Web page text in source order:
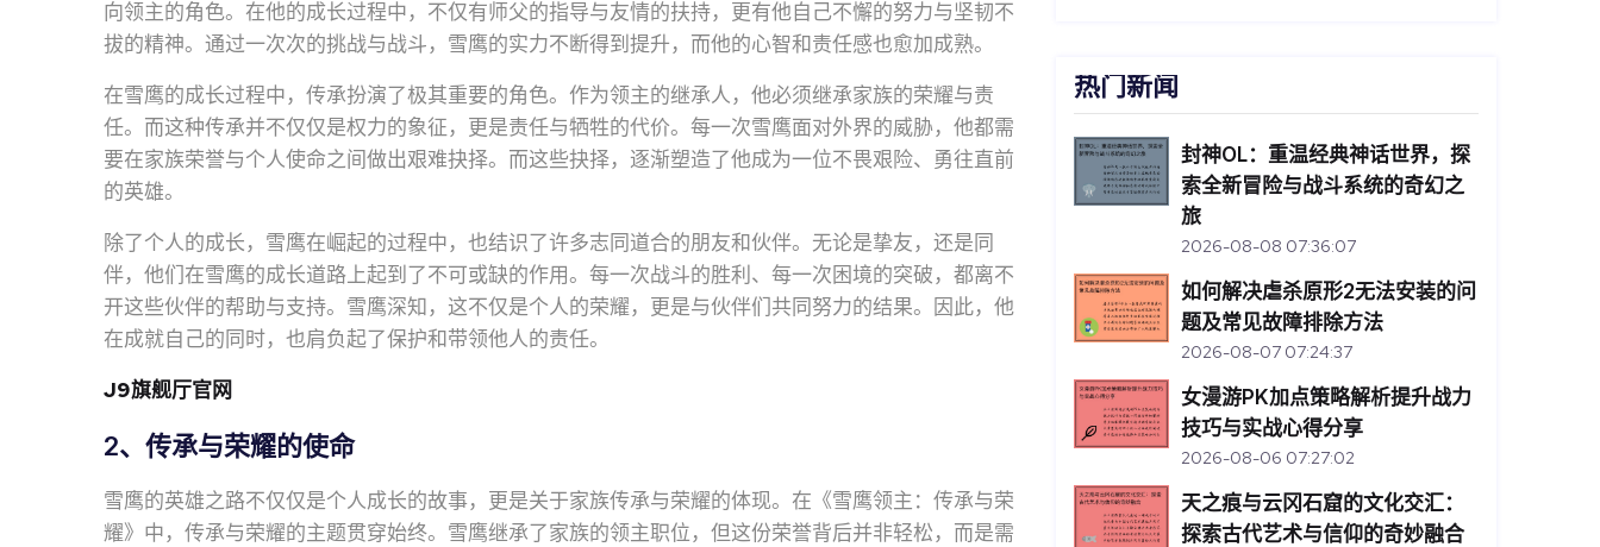
向领主的角色。在他的成长过程中，不仅有师父的指导与友情的扶持，更有他自己不懈的努力与坚韧不
拔的精神。通过一次次的挑战与战斗，雪鹰的实力不断得到提升，而他的心智和责任感也愈加成熟。
在雪鹰的成长过程中，传承扮演了极其重要的角色。作为领主的继承人，他必须继承家族的荣耀与责
任。而这种传承并不仅仅是权力的象征，更是责任与牺牲的代价。每一次雪鹰面对外界的威胁，他都需
要在家族荣誉与个人使命之间做出艰难抉择。而这些抉择，逐渐塑造了他成为一位不畏艰险、勇往直前
的英雄。
除了个人的成长，雪鹰在崛起的过程中，也结识了许多志同道合的朋友和伙伴。无论是挚友，还是同
伴，他们在雪鹰的成长道路上起到了不可或缺的作用。每一次战斗的胜利、每一次困境的突破，都离不
开这些伙伴的帮助与支持。雪鹰深知，这不仅是个人的荣耀，更是与伙伴们共同努力的结果。因此，他
在成就自己的同时，也肩负起了保护和带领他人的责任。
J9旗舰厅官网
2、传承与荣耀的使命
雪鹰的英雄之路不仅仅是个人成长的故事，更是关于家族传承与荣耀的体现。在《雪鹰领主：传承与荣
耀》中，传承与荣耀的主题贯穿始终。雪鹰继承了家族的领主职位，但这份荣誉背后并非轻松，而是需
热门新闻
封神OL：重温经典神话世界，探
索全新冒险与战斗系统的奇幻之
旅
2026-08-08 07:36:07
如何解决虐杀原形2无法安装的问
题及常见故障排除方法
2026-08-07 07:24:37
女漫游PK加点策略解析提升战力
技巧与实战心得分享
2026-08-06 07:27:02
天之痕与云冈石窟的文化交汇：
探索古代艺术与信仰的奇妙融合